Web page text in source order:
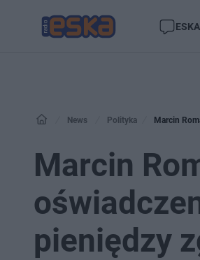
News Polityka Marcin
Marcin
pieniędzy